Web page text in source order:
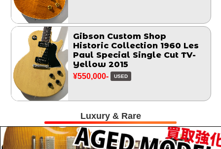
Gibson Custom Shop
Historic Collection 1960 Les
Paul Special Single Cut TV-
Yellow 2015
¥550,000- USED
Luxury & Rare